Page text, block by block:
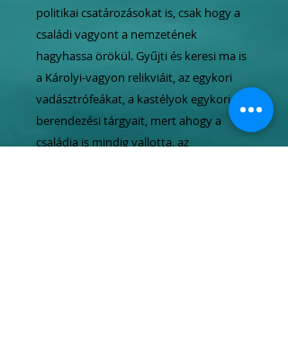
politikai csatározásokat is, csak hogy a
családi vagyont a nemzetének
hagyhassa örökül. Gyűjti és keresi ma is
a Károlyi-vagyon relikviáit, az egykori
vadásztrófeákat, a kastélyok egykori
berendezési tárgyait, mert ahogy a
családja is mindig vallotta, az